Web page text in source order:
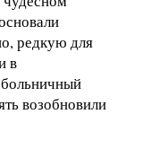
редкую для
в
возобновили